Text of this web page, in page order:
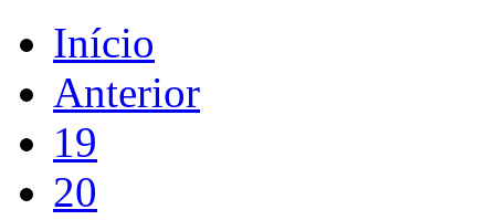
Início
Anterior
19
20